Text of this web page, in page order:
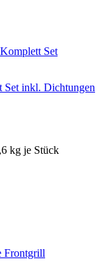
Set inkl. Dichtungen
kg je Stück